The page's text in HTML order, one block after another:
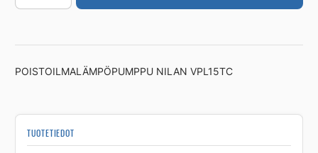
VPL
POISTOILMALÄMPÖPUMPPU NILAN VPL15TC
TUOTETIEDOT